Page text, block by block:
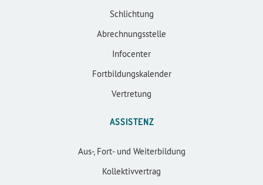
Schlichtung
Abrechnungsstelle
Infocenter
Fortbildungskalender
Vertretung
ASSISTENZ
Aus-, Fort- und Weiterbildung
Kollektivvertrag